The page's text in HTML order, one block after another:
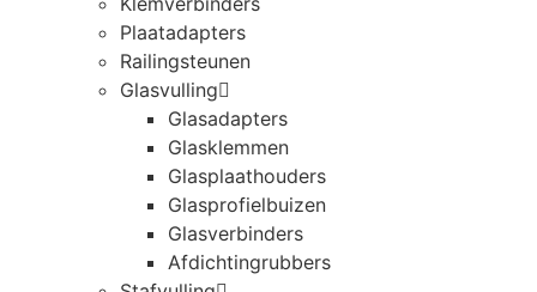
Plaatadapters
Railingsteunen
Glasvulling
Glasadapters
Glasklemmen
Glasplaathouders
Glasprofielbuizen
Glasverbinders
Afdichtingrubbers